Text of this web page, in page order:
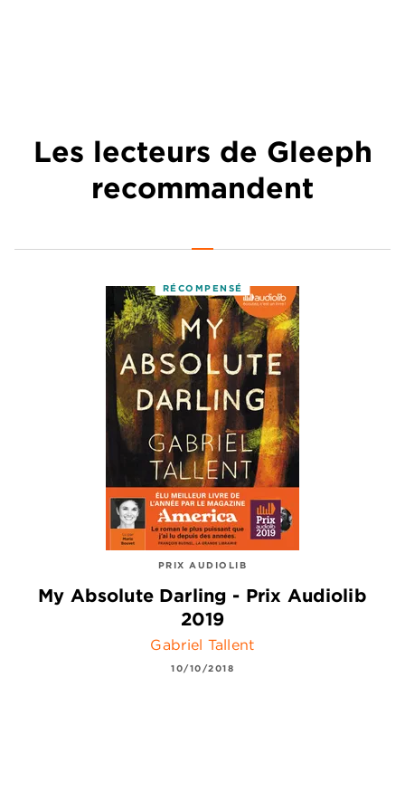
Les lecteurs de Gleeph
recommandent
RÉCOMPENSÉ
PRIX AUDIOLIB
My Absolute Darling - Prix Audiolib
2019
Gabriel Tallent
10/10/2018